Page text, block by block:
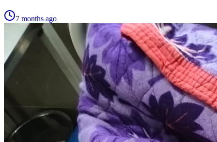
7 months ago